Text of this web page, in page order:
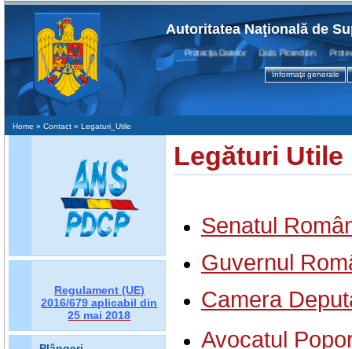
Autoritatea Naţională de
Protecţia Datelor Data Protection Protection
Informaţii generale
Home » Contact » Legaturi_Utile
Regulament (UE)
2016/679 aplicabil din
25 mai 2018
Legături Utile
Senatul
Guvernul
Camera
Avocatul